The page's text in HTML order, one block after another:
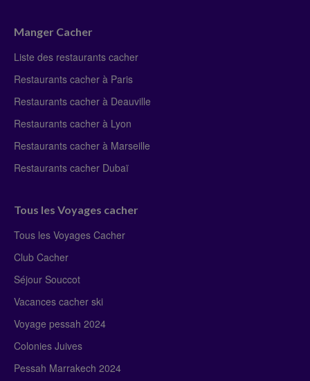
Manger Cacher
Liste des restaurants cacher
Restaurants cacher à Paris
Restaurants cacher à Deauville
Restaurants cacher à Lyon
Restaurants cacher à Marseille
Restaurants cacher Dubaï
Tous les Voyages cacher
Tous les Voyages Cacher
Club Cacher
Séjour Souccot
Vacances cacher ski
Voyage pessah 2024
Colonies Juives
Pessah Marrakech 2024